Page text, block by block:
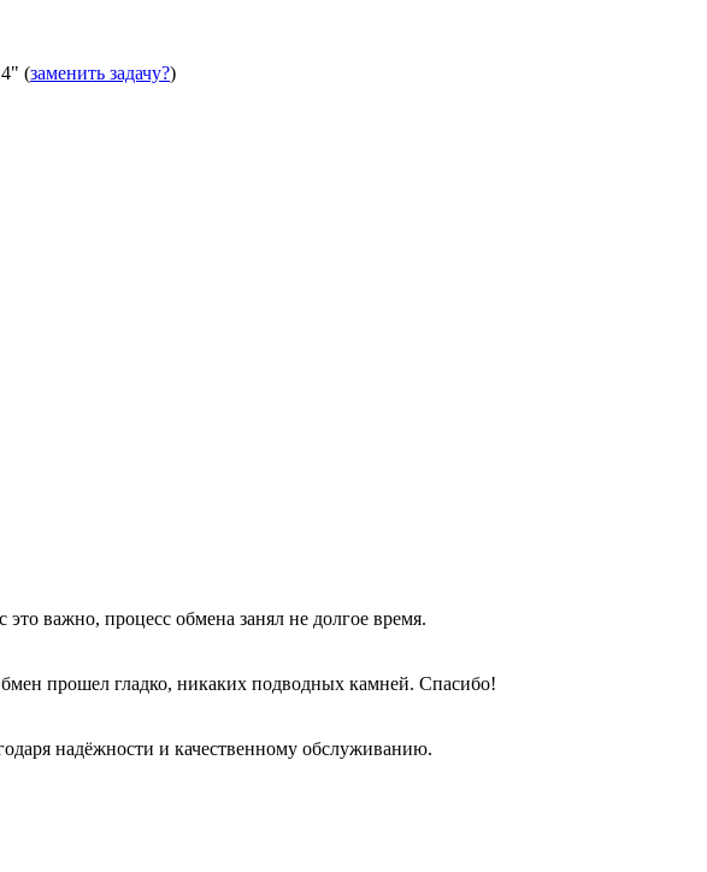
(заменить задачу?)
важно, процесс обмена занял не долгое время.
прошел гладко, никаких подводных камней. Спасибо!
надёжности и качественному обслуживанию.